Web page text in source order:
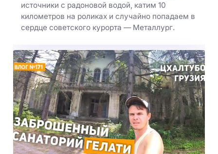
источники с радоновой водой, катим 10
километров на роликах и случайно попадаем в
сердце советского курорта — Металлург.